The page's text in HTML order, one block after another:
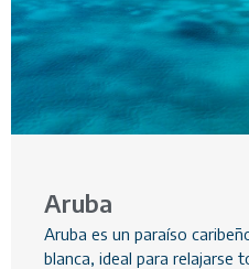
Aruba
Aruba es un paraíso
blanca, ideal para relajarse